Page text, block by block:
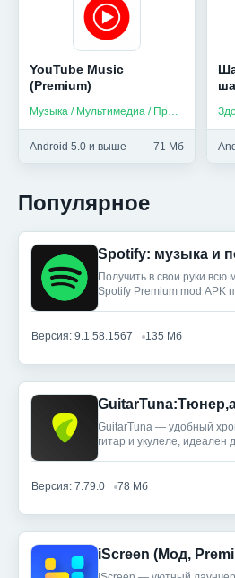
YouTube Music
(Premium)
Музыка / Мультимедиа / Приложения на русском
Android 5.0 и выше 71 Мб
Популярное
Получить в свои руки всю
Spotify Premium mod APK
Версия: 9.1.58.1567 135 Мб
GuitarTuna — удобный
гитар и укулеле, идеален
Версия: 7.79.0 78 Мб
iScreen (Мод,